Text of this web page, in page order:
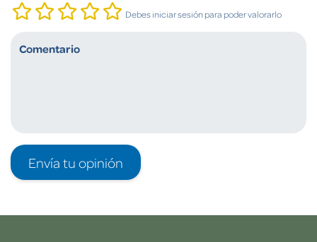
Debes iniciar sesión para poder valorarlo
Envía tu opinión